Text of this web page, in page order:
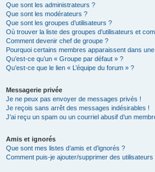
Que sont les administrateurs ?
Que sont les modérateurs ?
Que sont les groupes d’utilisateurs ?
Où trouver la liste des groupes d’utilisateurs et
Comment devenir chef de groupe ?
Pourquoi certains membres apparaissent dans
Qu’est-ce qu’un « Groupe par défaut » ?
Qu’est-ce que le lien « L’équipe du forum » ?
Messagerie privée
Je ne peux pas envoyer de messages privés !
Je reçois sans arrêt des messages indésirables !
J’ai reçu un spam ou un courriel abusif d’un
Amis et ignorés
Que sont mes listes d’amis et d’ignorés ?
Comment puis-je ajouter/supprimer des utilisateurs